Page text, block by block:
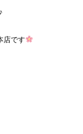
店です